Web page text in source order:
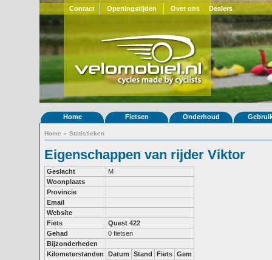
Contact Openingstijden Over ons Dealers
Home Fietsen Onderhoud
Home » Statistieken
Eigenschappen van rijder Viktor
Geslacht
M
Woonplaats
Provincie
Email
Website
Fiets
Quest 422
Gehad
0 fietsen
Bijzonderheden
Kilometerstanden
Datum Stand Fiets Gem